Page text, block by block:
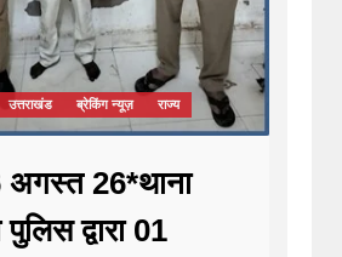
उत्तराखंड ब्रेकिंग न्यूज़ राज्य
अगस्त 26*थाना
द्वारा 01